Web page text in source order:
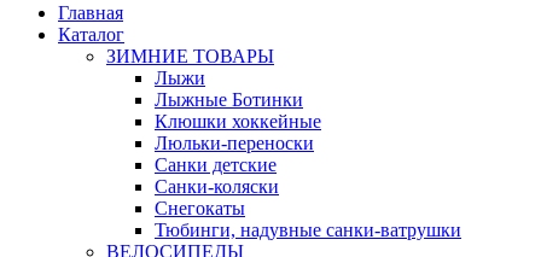
Главная
Каталог
ЗИМНИЕ ТОВАРЫ
Лыжи
Лыжные Ботинки
Клюшки хоккейные
Люльки-переноски
Санки детские
Санки-коляски
Снегокаты
Тюбинги, надувные санки-ватрушки
ВЕЛОСИПЕДЫ